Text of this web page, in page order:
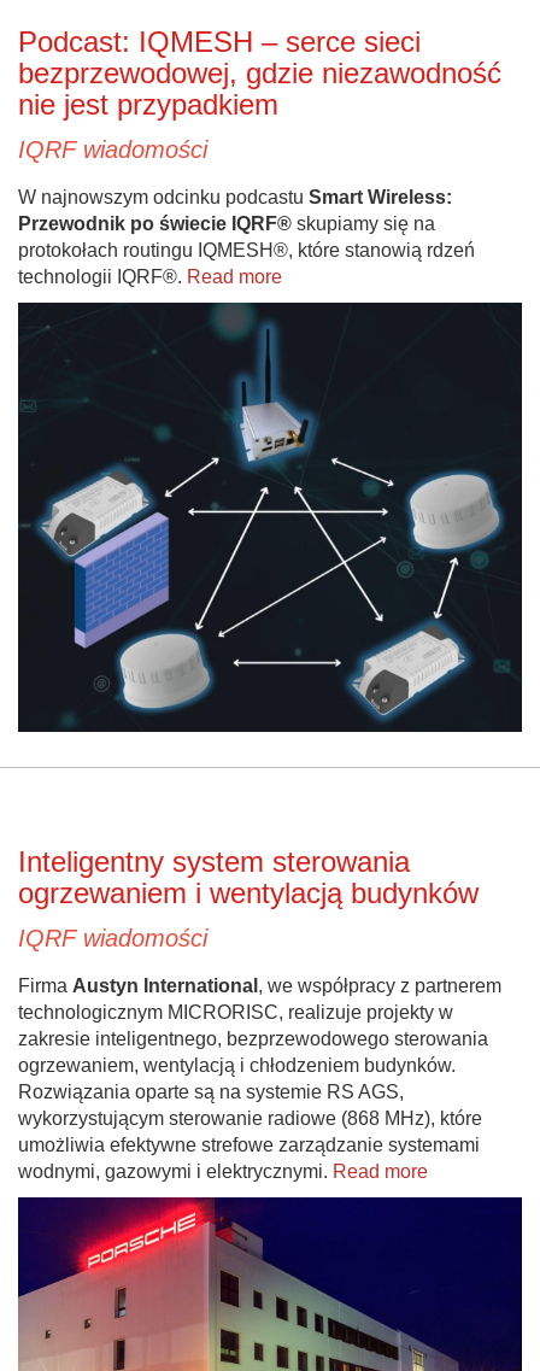
Podcast: IQMESH – serce sieci
bezprzewodowej, gdzie niezawodność
nie jest przypadkiem
IQRF wiadomości
W najnowszym odcinku podcastu Smart Wireless:
Przewodnik po świecie IQRF® skupiamy się na
protokołach routingu IQMESH®, które stanowią rdzeń
technologii IQRF®. Read more
Inteligentny system sterowania
ogrzewaniem i wentylacją budynków
IQRF wiadomości
Firma Austyn International , we współpracy z partnerem
technologicznym MICRORISC, realizuje projekty w
zakresie inteligentnego, bezprzewodowego sterowania
ogrzewaniem, wentylacją i chłodzeniem budynków.
Rozwiązania oparte są na systemie RS AGS,
wykorzystującym sterowanie radiowe (868 MHz), które
umożliwia efektywne strefowe zarządzanie systemami
wodnymi, gazowymi i elektrycznymi. Read more